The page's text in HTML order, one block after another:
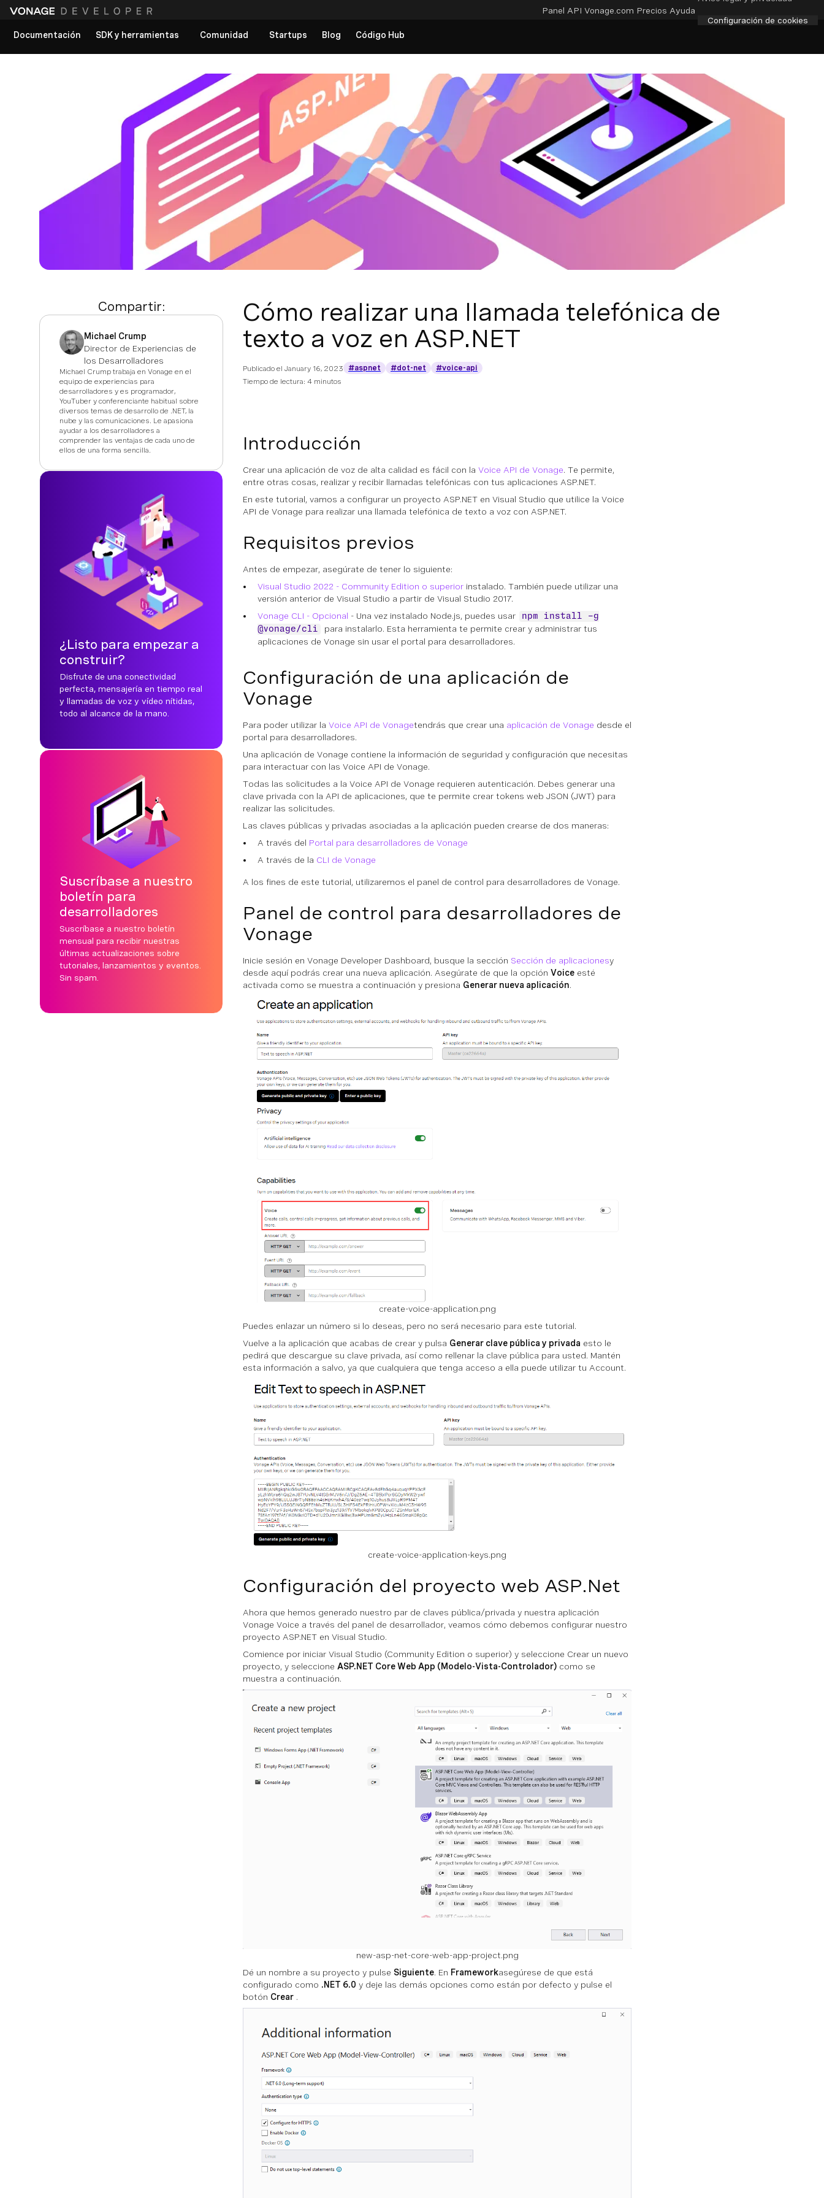
Panel API Vonage.com Precios Ayuda
Configuración de cookies
Documentación
SDK y herramientas Comunidad Startups Blog Código Hub
Compartir:
Michael Crump
Director de Experiencias de
los Desarrolladores
Michael Crump trabaja en Vonage en el
equipo de experiencias para
desarrolladores y es programador,
YouTuber y conferenciante habitual sobre
diversos temas de desarrollo de .NET, la
nube y las comunicaciones. Le apasiona
ayudar a los desarrolladores a
comprender las ventajas de cada uno de
ellos de una forma sencilla.
¿Listo para empezar a
construir?
Disfrute de una conectividad
perfecta, mensajería en tiempo real
y llamadas de voz y vídeo nítidas,
todo al alcance de la mano.
Suscríbase a nuestro
boletín para
desarrolladores
Suscríbase a nuestro boletín
mensual para recibir nuestras
últimas actualizaciones sobre
tutoriales, lanzamientos y eventos.
Sin spam.
Cómo realizar una llamada telefónica de
texto a voz en ASP.NET
Publicado el January 16, 2023 #aspnet #dot-net
#voice-api
Tiempo de lectura: 4 minutos
Introducción
Crear una aplicación de voz de alta calidad es fácil con la Voice API de Vonage. Te permite,
entre otras cosas, realizar y recibir llamadas telefónicas con tus aplicaciones ASP.NET.
En este tutorial, vamos a configurar un proyecto ASP.NET en Visual Studio que utilice la Voice
API de Vonage para realizar una llamada telefónica de texto a voz con ASP.NET.
Requisitos previos
Antes de empezar, asegúrate de tener lo siguiente:
Visual Studio 2022 - Community Edition o superior instalado. También puede utilizar una
versión anterior de Visual Studio a partir de Visual Studio 2017.
Vonage CLI - Opcional - Una vez instalado Node.js, puedes usar
npm install -g
@vonage/cli
para instalarlo. Esta herramienta te permite crear y administrar tus
aplicaciones de Vonage sin usar el portal para desarrolladores.
Configuración de una aplicación de
Vonage
Para poder utilizar la Voice API de Vonagetendrás que crear una aplicación de Vonage desde el
portal para desarrolladores.
Una aplicación de Vonage contiene la información de seguridad y configuración que necesitas
para interactuar con las Voice API de Vonage.
Todas las solicitudes a la Voice API de Vonage requieren autenticación. Debes generar una
clave privada con la API de aplicaciones, que te permite crear tokens web JSON (JWT) para
realizar las solicitudes.
Las claves públicas y privadas asociadas a la aplicación pueden crearse de dos maneras:
A través del Portal para desarrolladores de Vonage
A través de la CLI de Vonage
A los fines de este tutorial, utilizaremos el panel de control para desarrolladores de Vonage.
Panel de control para desarrolladores de
Vonage
Inicie sesión en Vonage Developer Dashboard, busque la sección Sección de aplicacionesy
desde aquí podrás crear una nueva aplicación. Asegúrate de que la opción Voice esté
activada como se muestra a continuación y presiona Generar nueva aplicación.
create-voice-application.png
Puedes enlazar un número si lo deseas, pero no será necesario para este tutorial.
Vuelve a la aplicación que acabas de crear y pulsa Generar clave pública y privada esto le
pedirá que descargue su clave privada, así como rellenar la clave pública para usted. Mantén
esta información a salvo, ya que cualquiera que tenga acceso a ella puede utilizar tu Account.
create-voice-application-keys.png
Configuración del proyecto web ASP.Net
Ahora que hemos generado nuestro par de claves pública/privada y nuestra aplicación
Vonage Voice a través del panel de desarrollador, veamos cómo debemos configurar nuestro
proyecto ASP.NET en Visual Studio.
Comience por iniciar Visual Studio (Community Edition o superior) y seleccione Crear un nuevo
proyecto, y seleccione ASP.NET Core Web App (Modelo-Vista-Controlador) como se
muestra a continuación.
new-asp-net-core-web-app-project.png
Dé un nombre a su proyecto y pulse Siguiente. En Frameworkasegúrese de que está
configurado como .NET 6.0 y deje las demás opciones como están por defecto y pulse el
botón Crear .